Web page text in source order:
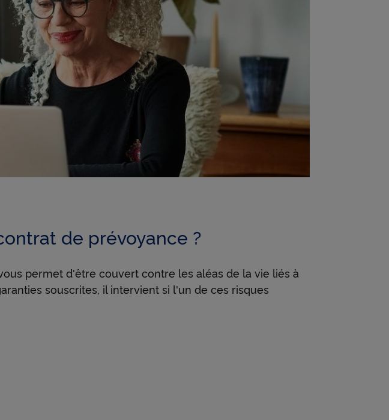
de prévoyance ?
permet d'être couvert contre les aléas de la vie liés à
souscrites, il intervient si l'un de ces risques